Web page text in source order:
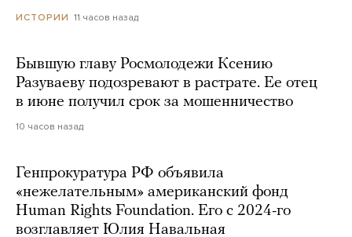
ИСТОРИИ 11 часов назад
Бывшую главу Росмолодежи Ксению
Разуваеву подозревают в растрате. Ее отец
в июне получил срок за мошенничество
10 часов назад
Генпрокуратура РФ объявила
«нежелательным» американский фонд
Human Rights Foundation. Его с 2024-го
возглавляет Юлия Навальная